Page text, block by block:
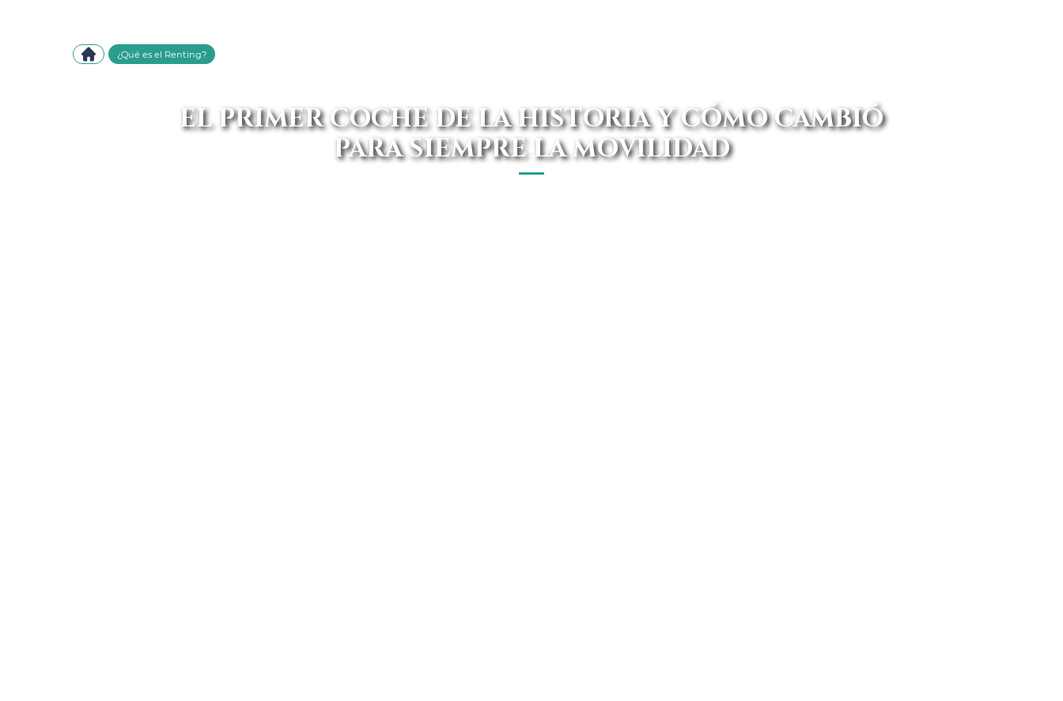
¿Qué es el Renting?
EL PRIMER COCHE DE LA HISTORIA Y CÓMO CAMBIÓ
PARA SIEMPRE LA MOVILIDAD